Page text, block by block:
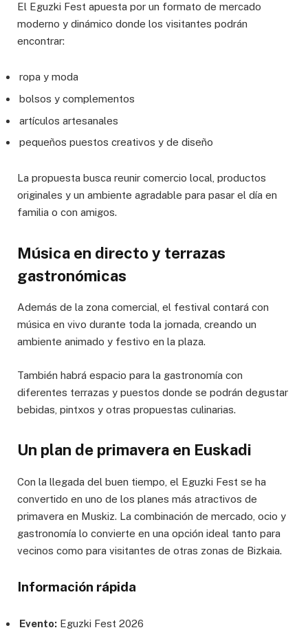
El Eguzki Fest apuesta por un formato de mercado
moderno y dinámico donde los visitantes podrán
encontrar:
ropa y moda
bolsos y complementos
artículos artesanales
pequeños puestos creativos y de diseño
La propuesta busca reunir comercio local, productos
originales y un ambiente agradable para pasar el día en
familia o con amigos.
Música en directo y terrazas
gastronómicas
Además de la zona comercial, el festival contará con
música en vivo durante toda la jornada, creando un
ambiente animado y festivo en la plaza.
También habrá espacio para la gastronomía con
diferentes terrazas y puestos donde se podrán degustar
bebidas, pintxos y otras propuestas culinarias.
Un plan de primavera en Euskadi
Con la llegada del buen tiempo, el Eguzki Fest se ha
convertido en uno de los planes más atractivos de
primavera en Muskiz. La combinación de mercado, ocio y
gastronomía lo convierte en una opción ideal tanto para
vecinos como para visitantes de otras zonas de Bizkaia.
Información rápida
Evento: Eguzki Fest 2026